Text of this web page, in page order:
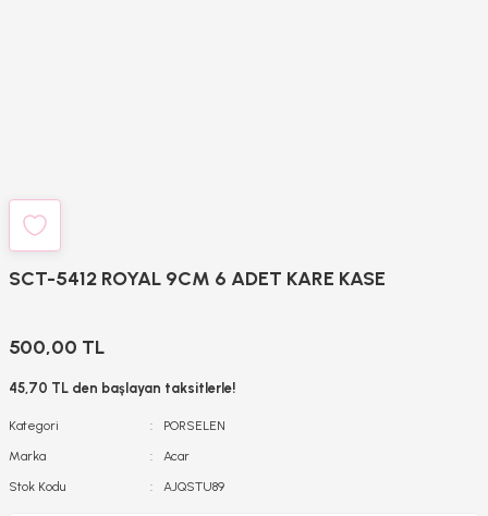
SCT-5412 ROYAL 9CM 6 ADET KARE KASE
500,00 TL
45,70 TL den başlayan taksitlerle!
Kategori
PORSELEN
Marka
Acar
Stok Kodu
AJQSTU89